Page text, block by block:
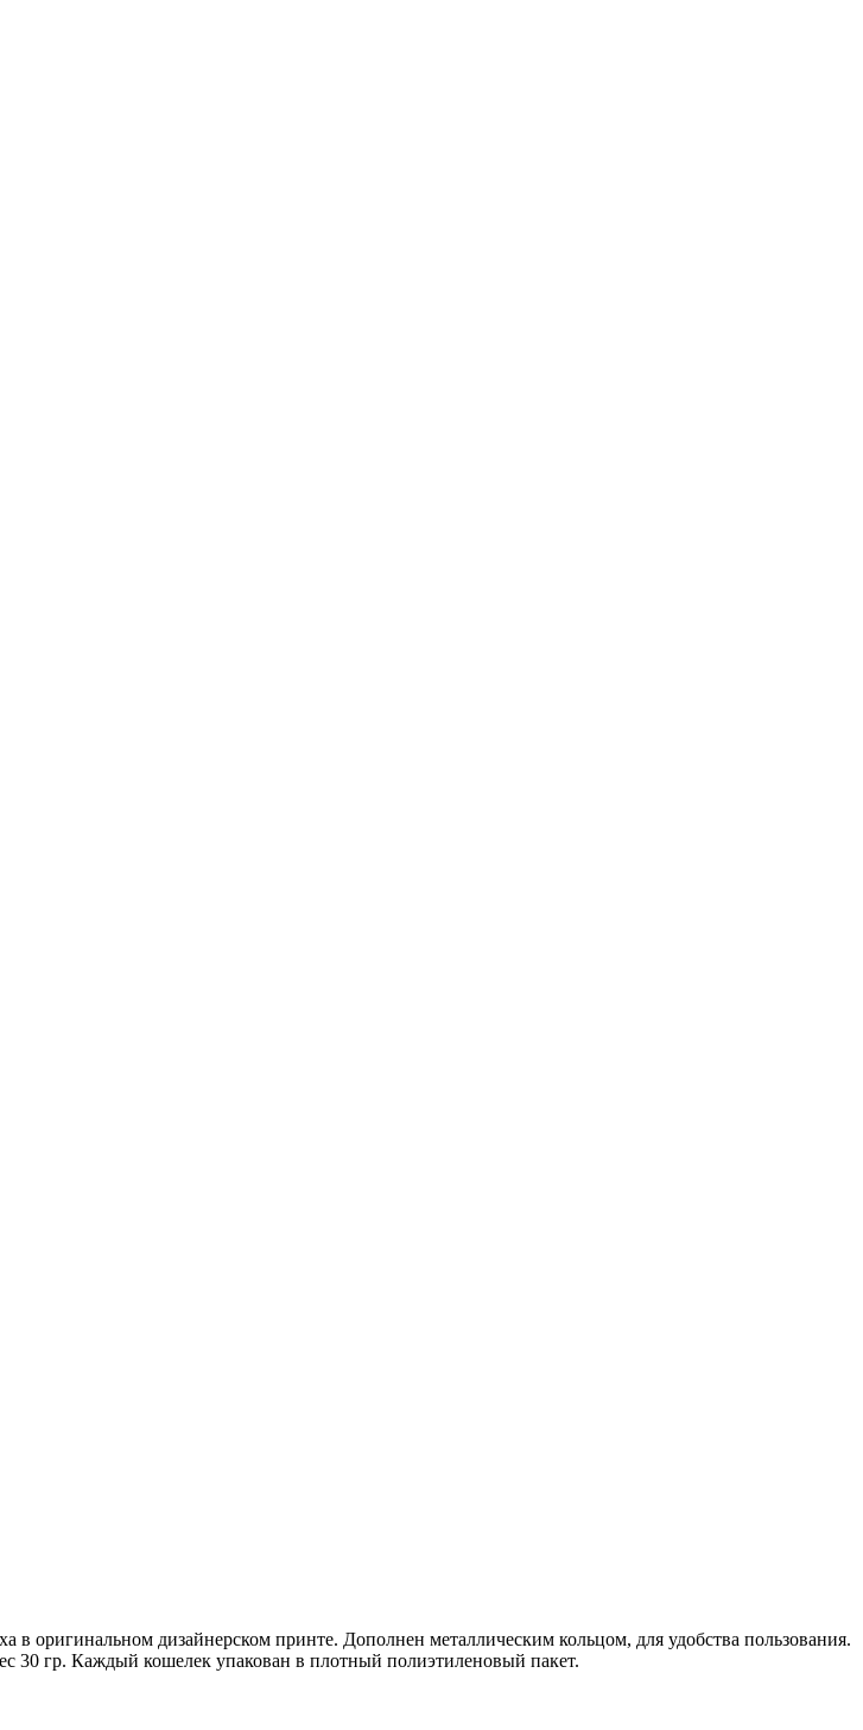
оригинальном дизайнерском принте. Дополнен металлическим кольцом, для удобства пользования.
30 гр. Каждый кошелек упакован в плотный полиэтиленовый пакет.